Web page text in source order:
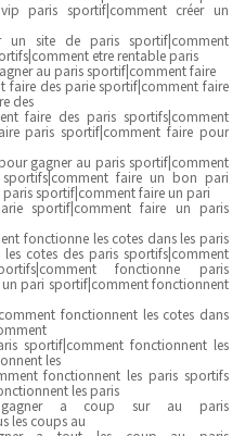
paris sportif|comment créer un
un site de paris sportif|comment
etre rentable paris
au paris sportif|comment faire
faire des parie sportif|comment faire
des
faire des paris sportifs|comment
paris sportif|comment faire pour
gagner au paris sportif|comment
faire un bon pari
sportif|comment faire un pari
sportif|comment faire un paris
fonctionne les cotes dans les paris
cotes des paris sportifs|comment
fonctionne paris
pari sportif|comment fonctionnent
fonctionnent les cotes dans
sportif|comment fonctionnent les
les
fonctionnent les paris sportifs
les paris
gagner a coup sur au paris
les coups au